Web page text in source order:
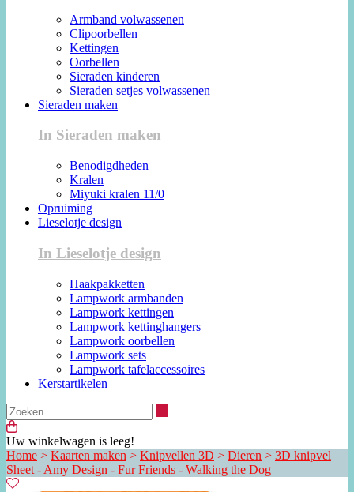
Armband volwassenen
Clipoorbellen
Kettingen
Oorbellen
Sieraden kinderen
Sieraden setjes volwassenen
Sieraden maken
In Sieraden maken
Benodigdheden
Kralen
Miyuki kralen 11/0
Opruiming
Lieselotje design
In Lieselotje design
Haakpakketten
Lampwork armbanden
Lampwork kettingen
Lampwork kettinghangers
Lampwork oorbellen
Lampwork sets
Lampwork tafelaccessoires
Kerstartikelen
Uw winkelwagen is leeg!
Home > Kaarten maken > Knipvellen 3D > Dieren > 3D knipvel
Sheet - Amy Design - Fur Friends - Walking the Dog